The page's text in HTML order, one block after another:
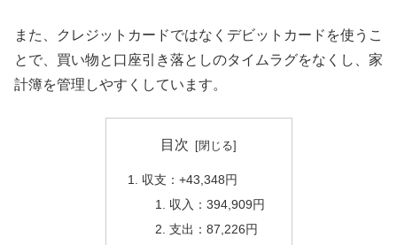
また、クレジットカードではなくデビットカードを使うこ
とで、買い物と口座引き落としのタイムラグをなくし、家
計簿を管理しやすくしています。
目次
収支：+43,348円
収入：394,909円
支出：87,226円